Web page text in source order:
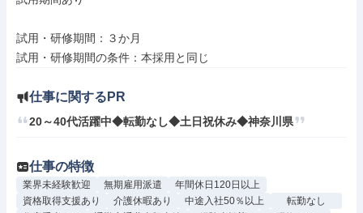
試用・研修期間：３か月
仕事に関するPR
20～40代活躍中◆転勤なし◆土日祝休み◆神奈川県
仕事の特徴
業界未経験歓迎 無期雇用派遣
年間休日120日以上
資格取得支援あり
介護休暇あり 中途入社50％以上
転勤なし